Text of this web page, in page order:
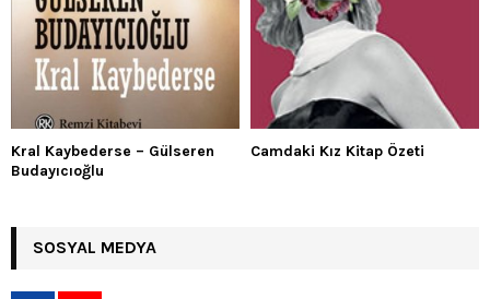
Kral Kaybederse – Gülseren
Budayıcıoğlu
Camdaki Kız Kitap Özeti
SOSYAL MEDYA